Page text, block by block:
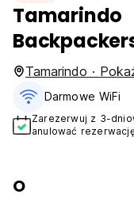
Tamarindo
Tamarindo ·
Darmowe WiFi
Zarezerwuj z 3-
anulować
O